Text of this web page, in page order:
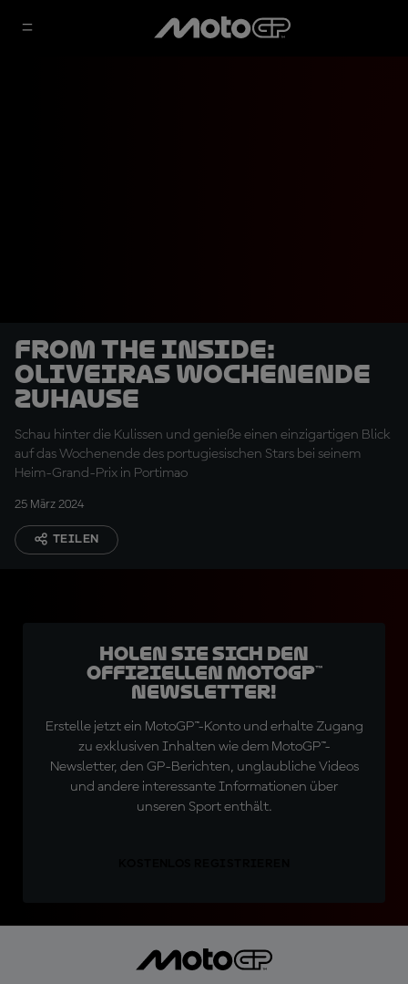
From the Inside:
Oliveiras Wochenende
Zuhause
Schau hinter die Kulissen und genieße einen einzigartigen Blick
auf das Wochenende des portugiesischen Stars bei seinem
Heim-Grand-Prix in Portimao
25 März 2024
TEILEN
Holen Sie sich den
offiziellen MotoGP™
Newsletter!
Erstelle jetzt ein MotoGP™-Konto und erhalte Zugang
zu exklusiven Inhalten wie dem MotoGP™-
Newsletter, den GP-Berichten, unglaubliche Videos
und andere interessante Informationen über
unseren Sport enthält.